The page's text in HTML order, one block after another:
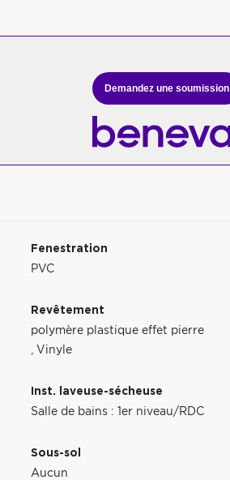
Demandez une soumission
Fenestration
PVC
Revêtement
polymère plastique effet pierre
, Vinyle
Inst. laveuse-sécheuse
Salle de bains : 1er niveau/RDC
Sous-sol
Aucun